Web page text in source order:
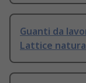
Guanti da
Lattice